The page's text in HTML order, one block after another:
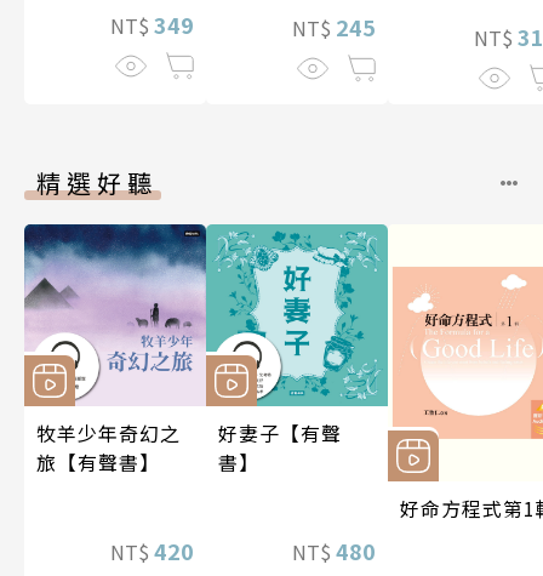
NT$ 349 NT$ 245 NT$
精選好聽
牧羊少年奇幻之
旅【有聲書】
NT$ 420
好妻子【有聲
書】
NT$ 480
好命方程式第1